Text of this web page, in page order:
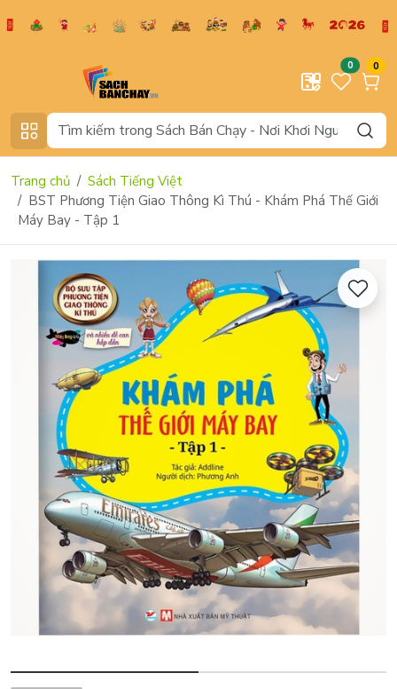
0 0
Trang chủ
Sách Tiếng Việt
BST Phương Tiện Giao Thông Kì Thú - Khám Phá Thế Giới
Máy Bay - Tập 1